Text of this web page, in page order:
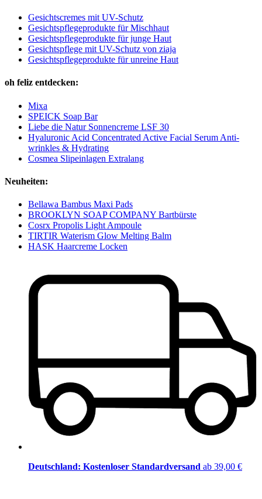
Gesichtscremes mit UV-Schutz
Gesichtspflegeprodukte für Mischhaut
Gesichtspflegeprodukte für junge Haut
Gesichtspflege mit UV-Schutz von ziaja
Gesichtspflegeprodukte für unreine Haut
oh feliz entdecken:
Mixa
SPEICK Soap Bar
Liebe die Natur Sonnencreme LSF 30
Hyaluronic Acid Concentrated Active Facial Serum Anti-
wrinkles & Hydrating
Cosmea Slipeinlagen Extralang
Neuheiten:
Bellawa Bambus Maxi Pads
BROOKLYN SOAP COMPANY Bartbürste
Cosrx Propolis Light Ampoule
TIRTIR Waterism Glow Melting Balm
HASK Haarcreme Locken
Deutschland: Kostenloser Standardversand ab 39,00 €